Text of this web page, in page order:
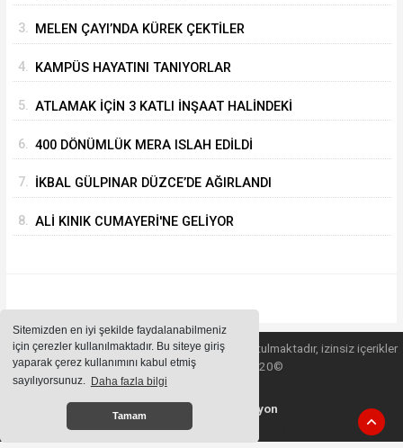
Sitemizden en iyi şekilde faydalanabilmeniz
için çerezler kullanılmaktadır. Bu siteye giriş
yaparak çerez kullanımını kabul etmiş
sayılıyorsunuz. Daha fazla bilgi
Tamam
3. MELEN ÇAYI’NDA KÜREK ÇEKTİLER
4. KAMPÜS HAYATINI TANIYORLAR
5. ATLAMAK İÇİN 3 KATLI İNŞAAT HALİNDEKİ
6. 400 DÖNÜMLÜK MERA ISLAH EDİLDİ
7. İKBAL GÜLPINAR DÜZCE’DE AĞIRLANDI
8. ALİ KINIK CUMAYERİ'NE GELİYOR
Sitemizde bulunan içeriklerin tüm hakları saklı tutulmaktadır, izinsiz içerikler
kullanılamaz. Copyright 2020©
Haber Yazılımı:
Web Aksiyon
haber yazılımı
haber scripti haber script